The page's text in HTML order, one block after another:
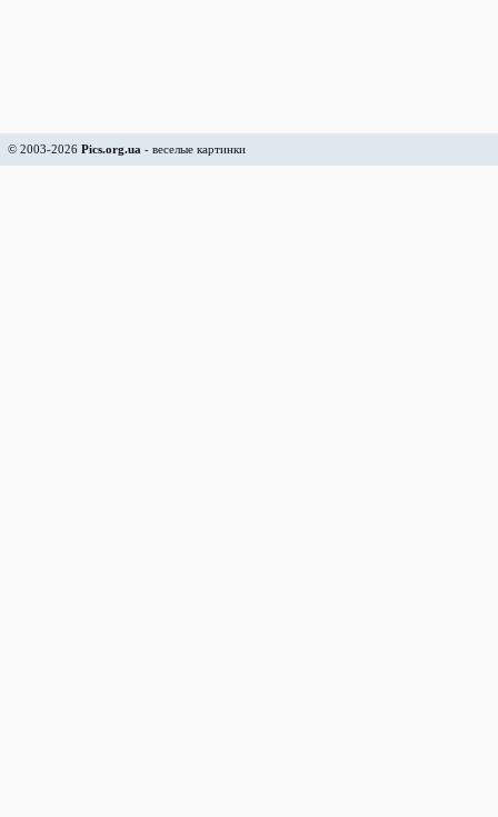
© 2003-2026 Pics.org.ua - веселые картинки